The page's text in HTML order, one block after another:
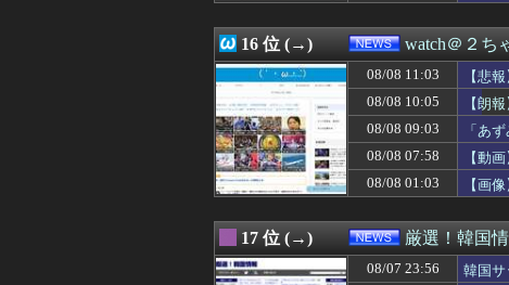
16 位 (→) watch＠２ち
08/08 11:03
【悲
08/08 10:05
【朗
08/08 09:03
「あ
08/08 07:58
【動
08/08 01:03
【画
17 位 (→) 厳選！韓国
08/07 23:56
韓国サ